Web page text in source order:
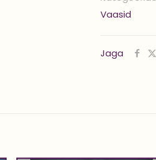
Vaasid
Jaga